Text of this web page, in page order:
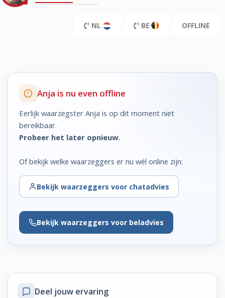
NL BE OFFLINE
Anja is nu even offline
Eerlijk waarzegster Anja is op dit moment niet
bereikbaar.
Probeer het later opnieuw.
Of bekijk welke waarzeggers er nu wél online zijn:
Bekijk waarzeggers voor chatadvies
Bekijk waarzeggers voor beladvies
Deel jouw ervaring